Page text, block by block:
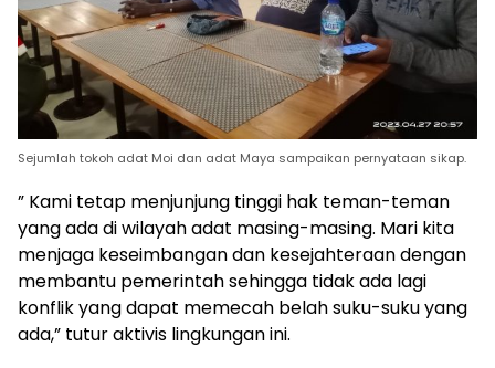
Sejumlah tokoh adat Moi dan adat Maya sampaikan pernyataan sikap.
” Kami tetap menjunjung tinggi hak teman-teman
yang ada di wilayah adat masing-masing. Mari kita
menjaga keseimbangan dan kesejahteraan dengan
membantu pemerintah sehingga tidak ada lagi
konflik yang dapat memecah belah suku-suku yang
ada,” tutur aktivis lingkungan ini.